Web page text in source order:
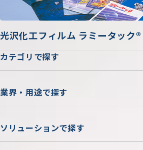
光沢化工フィルム ラミータック®
カテゴリで探す
業界・用途で探す
ソリューションで探す